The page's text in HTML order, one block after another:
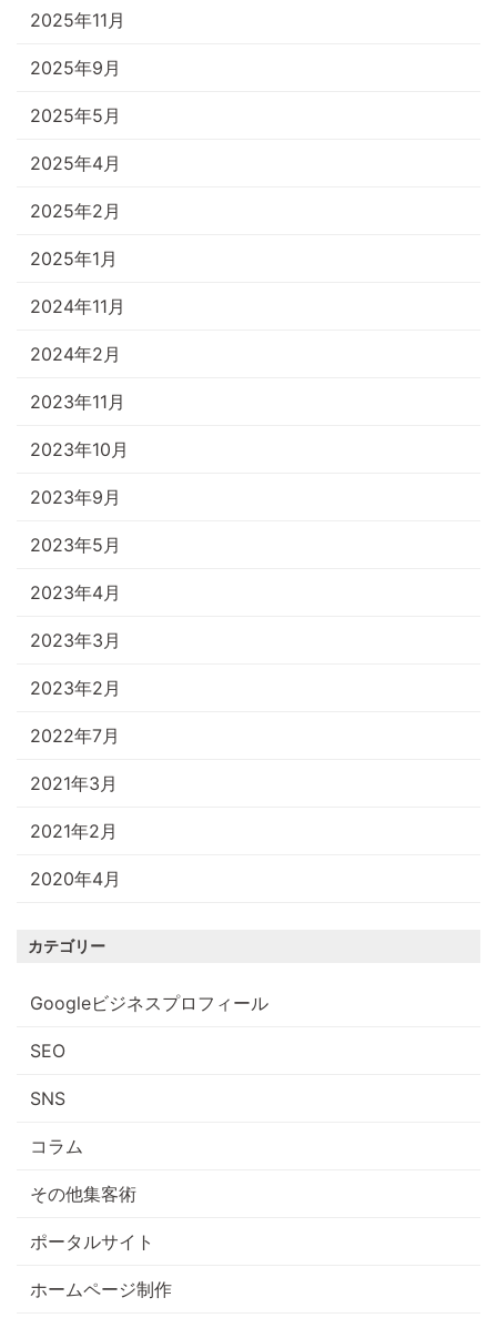
2025年11月
2025年9月
2025年5月
2025年4月
2025年2月
2025年1月
2024年11月
2024年2月
2023年11月
2023年10月
2023年9月
2023年5月
2023年4月
2023年3月
2023年2月
2022年7月
2021年3月
2021年2月
2020年4月
カテゴリー
Googleビジネスプロフィール
SEO
SNS
コラム
その他集客術
ポータルサイト
ホームページ制作